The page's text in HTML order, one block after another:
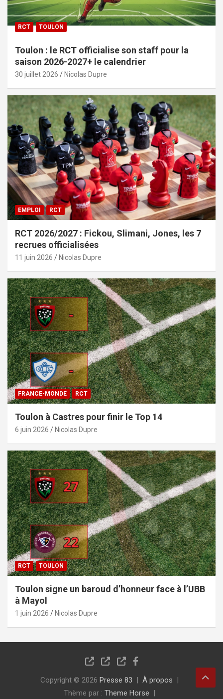
RCT TOULON
Toulon : le RCT officialise son staff pour la
saison 2026-2027+ le calendrier
30 juillet 2026 Nicolas Dupre
EMPLOI RCT
RCT 2026/2027 : Fickou, Slimani, Jones, les 7
recrues officialisées
11 juin 2026 Nicolas Dupre
FRANCE-MONDE RCT
Toulon à Castres pour finir le Top 14
6 juin 2026 Nicolas Dupre
RCT TOULON
Toulon signe un baroud d’honneur face à l’UBB
à Mayol
1 juin 2026 Nicolas Dupre
Copyright © 2026 Presse 83
À propos
Thème par : Theme Horse